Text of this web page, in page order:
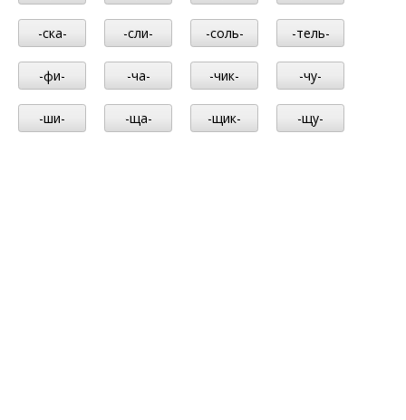
-ска- -сли- -соль- -тель-
-фи- -ча- -чик- -чу-
-ши- -ща- -щик- -щу-